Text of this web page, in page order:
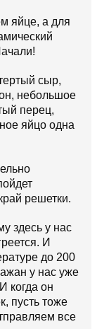
яйце, а для
сыр,
небольшое
перец,
яйцо одна
решетки.
здесь у нас
И
до 200
у нас уже
когда он
пусть тоже
все